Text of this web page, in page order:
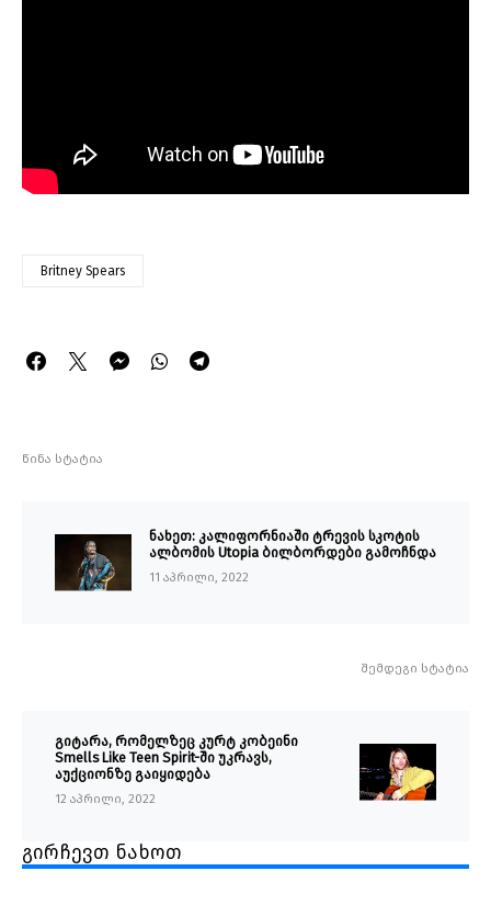
Britney Spears
წინა სტატია
ნახეთ: კალიფორნიაში ტრევის სკოტის
ალბომის Utopia ბილბორდები გამოჩნდა
11 აპრილი, 2022
შემდეგი სტატია
გიტარა, რომელზეც კურტ კობეინი
Smells Like Teen Spirit-ში უკრავს,
აუქციონზე გაიყიდება
12 აპრილი, 2022
გირჩევთ ნახოთ